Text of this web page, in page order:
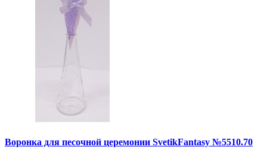
Воронка для песочной церемонии SvetikFantasy №5510.70